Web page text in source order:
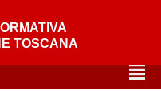
TOSCANA
²